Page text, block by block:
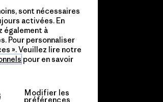
sont nécessaires
activées. En
également à
Pour personnaliser
». Veuillez lire notre
pour en savoir
Modifier les
préférences